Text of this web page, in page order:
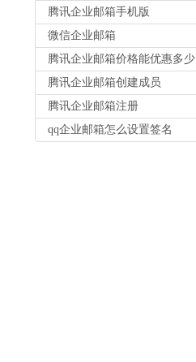
腾讯企业邮箱手机版
微信企业邮箱
腾讯企业邮箱价格能优惠多少
腾讯企业邮箱创建成员
腾讯企业邮箱注册
qq企业邮箱怎么设置签名